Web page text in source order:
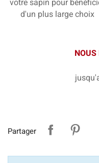
votre sapin pour
d'un plus large choix
NOUS
Partager